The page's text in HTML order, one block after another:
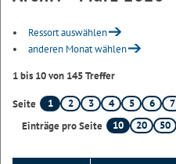
Ressort auswählen
anderen Monat wählen
1 bis 10 von 145 Treffer
Seite 1 2 3 4 5 6 7
Einträge pro Seite
10 20 50